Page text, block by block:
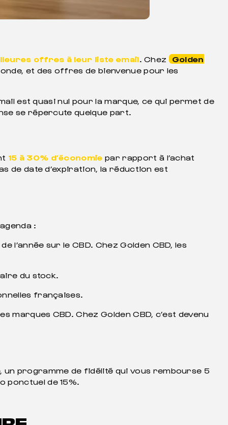
offres à leur liste email. Chez
Golden
et des offres de bienvenue pour les
est quasi nul pour la marque, ce qui permet de
se répercute quelque part.
15 à 30% d’économie par rapport à l’achat
de date d’expiration, la réduction est
:
sur le CBD. Chez Golden CBD, les
du stock.
françaises.
CBD. Chez Golden CBD, c’est devenu
un programme de fidélité qui vous rembourse 5
ponctuel de 15%.